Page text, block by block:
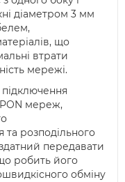
діаметром 3 мм
що
втрати
мережі.
PON мереж,
та розподільного
передавати
робить його
обміну